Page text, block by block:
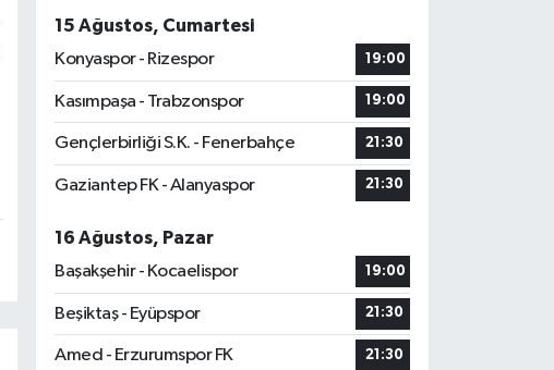
15 Ağustos, Cumartesi
Konyaspor - Rizespor
19:00
Kasımpaşa - Trabzonspor 19:00
Gençlerbirliği S.K. - Fenerbahçe 21:30
Gaziantep FK - Alanyaspor 21:30
16 Ağustos, Pazar
Başakşehir - Kocaelispor
19:00
Beşiktaş - Eyüpspor 21:30
Amed - Erzurumspor FK 21:30